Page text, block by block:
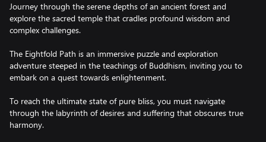
Journey through the serene depths of an ancient forest and
explore the sacred temple that cradles profound wisdom and
complex challenges.
The Eightfold Path is an immersive puzzle and exploration
adventure steeped in the teachings of Buddhism, inviting you to
embark on a quest towards enlightenment.
To reach the ultimate state of pure bliss, you must navigate
through the labyrinth of desires and suffering that obscures true
harmony.